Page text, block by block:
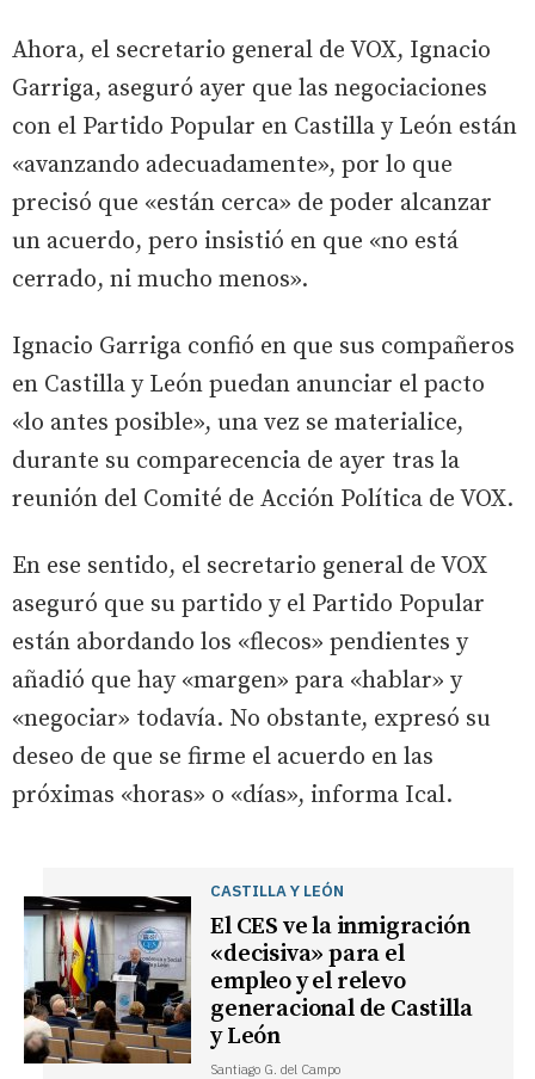
Ahora, el secretario general de VOX, Ignacio
Garriga, aseguró ayer que las negociaciones
con el Partido Popular en Castilla y León están
«avanzando adecuadamente», por lo que
precisó que «están cerca» de poder alcanzar
un acuerdo, pero insistió en que «no está
cerrado, ni mucho menos».
Ignacio Garriga confió en que sus compañeros
en Castilla y León puedan anunciar el pacto
«lo antes posible», una vez se materialice,
durante su comparecencia de ayer tras la
reunión del Comité de Acción Política de VOX.
En ese sentido, el secretario general de VOX
aseguró que su partido y el Partido Popular
están abordando los «flecos» pendientes y
añadió que hay «margen» para «hablar» y
«negociar» todavía. No obstante, expresó su
deseo de que se firme el acuerdo en las
próximas «horas» o «días», informa Ical.
CASTILLA Y LEÓN
El CES ve la inmigración
«decisiva» para el
empleo y el relevo
generacional de Castilla
y León
Santiago G. del Campo